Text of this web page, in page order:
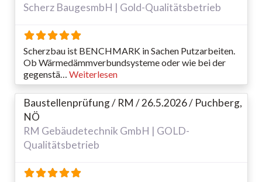
Scherz BaugesmbH | Gold-Qualitätsbetrieb
Scherzbau ist BENCHMARK in Sachen Putzarbeiten.
Ob Wärmedämmverbundsysteme oder wie bei der
gegenstä… Weiterlesen
Baustellenprüfung / RM / 26.5.2026 / Puchberg,
NÖ
RM Gebäudetechnik GmbH | GOLD-
Qualitätsbetrieb